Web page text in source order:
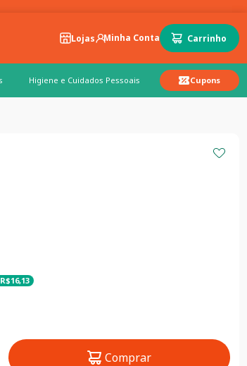
Lojas
Higiene e Cuidados Pessoais Cupons
R$16,13
Comprar